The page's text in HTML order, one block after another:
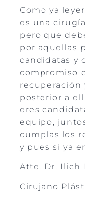
Como ya
es una
pero que
por aquellas
candidatas y
compromiso
recuperación
posterior a
eres
equipo,
cumplas los
y pues si ya
Atte. Dr. Ilich
Cirujano